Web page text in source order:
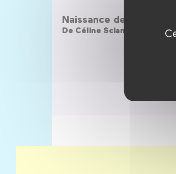
Naissance des pieuvres
De Céline Sciamma